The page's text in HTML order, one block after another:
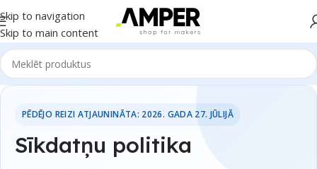
Skip to navigation
Skip to main content
PĒDĒJO REIZI ATJAUNINĀTA: 2026. GADA 27. JŪLIJĀ
Sīkdatņu politika